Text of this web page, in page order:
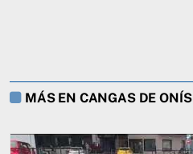
MÁS EN CANGAS DE ONÍS